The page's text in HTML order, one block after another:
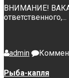
ВНИМАНИЕ!
ответственного,...
admin
Рыба-капля